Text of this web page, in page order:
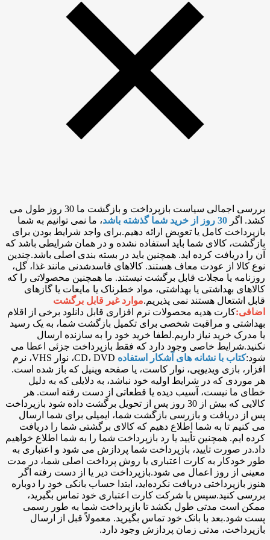
بررسی اجمالی سیاست بازپرداخت و بازگشت ما 30 روز طول می
کشد. اگر
، ما نمی توانیم به شما
بازپرداخت کامل یا تعویض ارائه دهیم.برای واجد شرایط بودن برای
بازگشت، کالای شما باید استفاده نشده و در همان شرایطی باشد که
آن را دریافت کرده اید. همچنین باید در بسته بندی اصلی باشد.چندین
نوع کالا از عودت معاف هستند. کالاهای فاسدشدنی مانند غذا، گل،
روزنامه یا مجلات قابل برگشت نیستند. ما همچنین محصولاتی را که
کالاهای بهداشتی یا بهداشتی، مواد خطرناک یا مایعات یا گازهای
قابل اشتعال هستند نمی پذیریم.موارد غیر قابل برگشت
اضافی:کارت هدیه محصولات نرم افزاری قابل دانلود برخی از اقلام
بهداشتی و مراقبت شخصی برای تکمیل بازگشت شما، به یک رسید
یا مدرک خرید نیاز داریم.لطفا خرید خود را به سازنده ارسال
نکنید.شرایط خاصی وجود دارد که فقط بازپرداخت جزئی اعطا می
شود:کتاب با نشانه های آشکار استفاده
CD، DVD، نوار VHS، نرم
افزار، بازی ویدیویی، نوار کاست، یا صفحه وینیل که باز شده است.
هر موردی که در شرایط اولیه خود نباشد، به دلایلی که به دلیل
خطای ما نیست، آسیب دیده یا قطعاتی از دست رفته است. هر
کالایی که بیش از 30 روز پس از تحویل برگشت داده شود بازپرداخت
پس از دریافت و بازرسی بازگشت شما، ایمیلی برای شما ارسال
می کنیم تا به شما اطلاع دهیم که کالای برگشتی شما را دریافت
کرده ایم. همچنین تأیید یا رد بازپرداخت شما را به شما اطلاع خواهیم
داد.در صورت تایید، بازپرداخت شما پردازش می شود و اعتباری به
طور خودکار به کارت اعتباری یا روش پرداخت اصلی شما، در مدت
معینی از روز اعمال می شود.بازپرداخت دیر یا از دست رفته اگر
هنوز بازپرداختی دریافت نکرده‌اید، ابتدا حساب بانکی خود را دوباره
بررسی کنید.سپس با شرکت کارت اعتباری خود تماس بگیرید،
ممکن است مدتی طول بکشد تا بازپرداخت شما به طور رسمی
پست شود.بعد با بانک خود تماس بگیرید. معمولاً قبل از ارسال
بازپرداخت، مدتی زمان پردازش وجود دارد.